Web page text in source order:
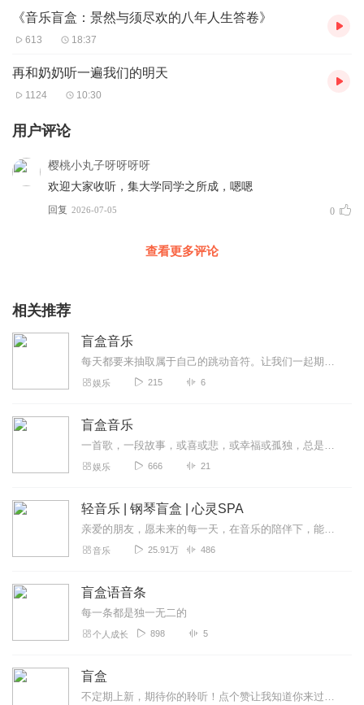
《音乐盲盒：景然与须尽欢的八年人生答卷》
613 18:37
再和奶奶听一遍我们的明天
1124 10:30
用户评论
樱桃小丸子呀呀呀呀
欢迎大家收听，集大学同学之所成，嗯嗯
回复 2026-07-05 0
查看更多评论
相关推荐
盲盒音乐
每天都要来抽取属于自己的跳动音符。让我们一起期待你的奖品吧，欢迎（手表播放，无盗）
娱乐 215 6
盲盒音乐
一首歌，一段故事，或喜或悲，或幸福或孤独，总是演绎着不一样的感动。我们擅长用声音照亮黑暗，点起温暖四季的篝火。这儿是青春风铃，用音乐连接你我。欢迎分享你的故事和...
娱乐 666 21
轻音乐 | 钢琴盲盒 | 心灵SPA
亲爱的朋友，愿未来的每一天，在音乐的陪伴下，能让你卸下身体的浮躁与焦虑，内心的孤单与慌张，安静的接受一切生命的恩赐，幸福的度过每一天！
音乐 25.91万 486
盲盒语音条
每一条都是独一无二的
个人成长 898 5
盲盒
不定期上新，期待你的聆听！点个赞让我知道你来过，如果能评价一下，我就更开心了！